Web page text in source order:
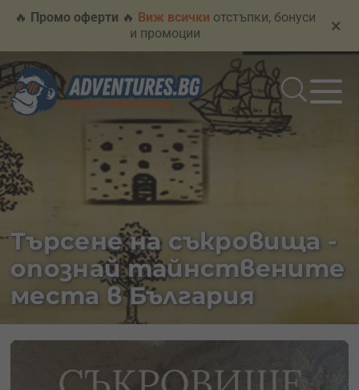
🔥 Промо оферти 🔥 Виж всички отстъпки, бонуси
и промоции
×
Търсене на съкровища -
опознай тайнствените
места в България